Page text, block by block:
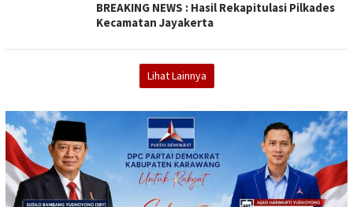
BREAKING NEWS : Hasil Rekapitulasi Pilkades
Kecamatan Jayakerta
Lihat Lainnya